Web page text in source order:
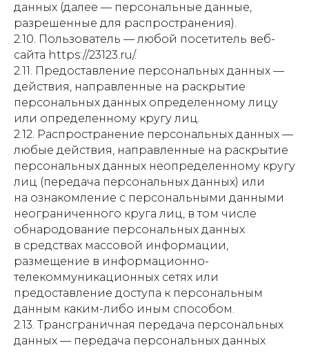
данных (далее — персональные данные,
разрешенные для распространения).
2.10. Пользователь — любой посетитель веб-
сайта https://23123.ru/.
2.11. Предоставление персональных данных —
действия, направленные на раскрытие
персональных данных определенному лицу
или определенному кругу лиц.
2.12. Распространение персональных данных —
любые действия, направленные на раскрытие
персональных данных неопределенному кругу
лиц (передача персональных данных) или
на ознакомление с персональными данными
неограниченного круга лиц, в том числе
обнародование персональных данных
в средствах массовой информации,
размещение в информационно-
телекоммуникационных сетях или
предоставление доступа к персональным
данным каким-либо иным способом.
2.13. Трансграничная передача персональных
данных — передача персональных данных